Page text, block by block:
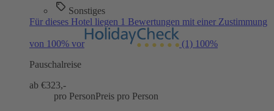
Sonstiges
Für dieses Hotel liegen 1 Bewertungen mit einer Zustimmung
von 100% vor (1) 100%
Pauschalreise
ab €323,-
pro PersonPreis pro Person